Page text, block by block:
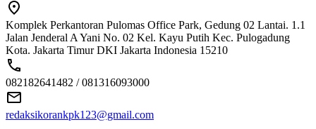
Komplek Perkantoran Pulomas Office Park, Gedung 02 Lantai. 1.1
Jalan Jenderal A Yani No. 02 Kel. Kayu Putih Kec. Pulogadung
Kota. Jakarta Timur DKI Jakarta Indonesia 15210
082182641482 / 081316093000
redaksikorankpk123@gmail.com